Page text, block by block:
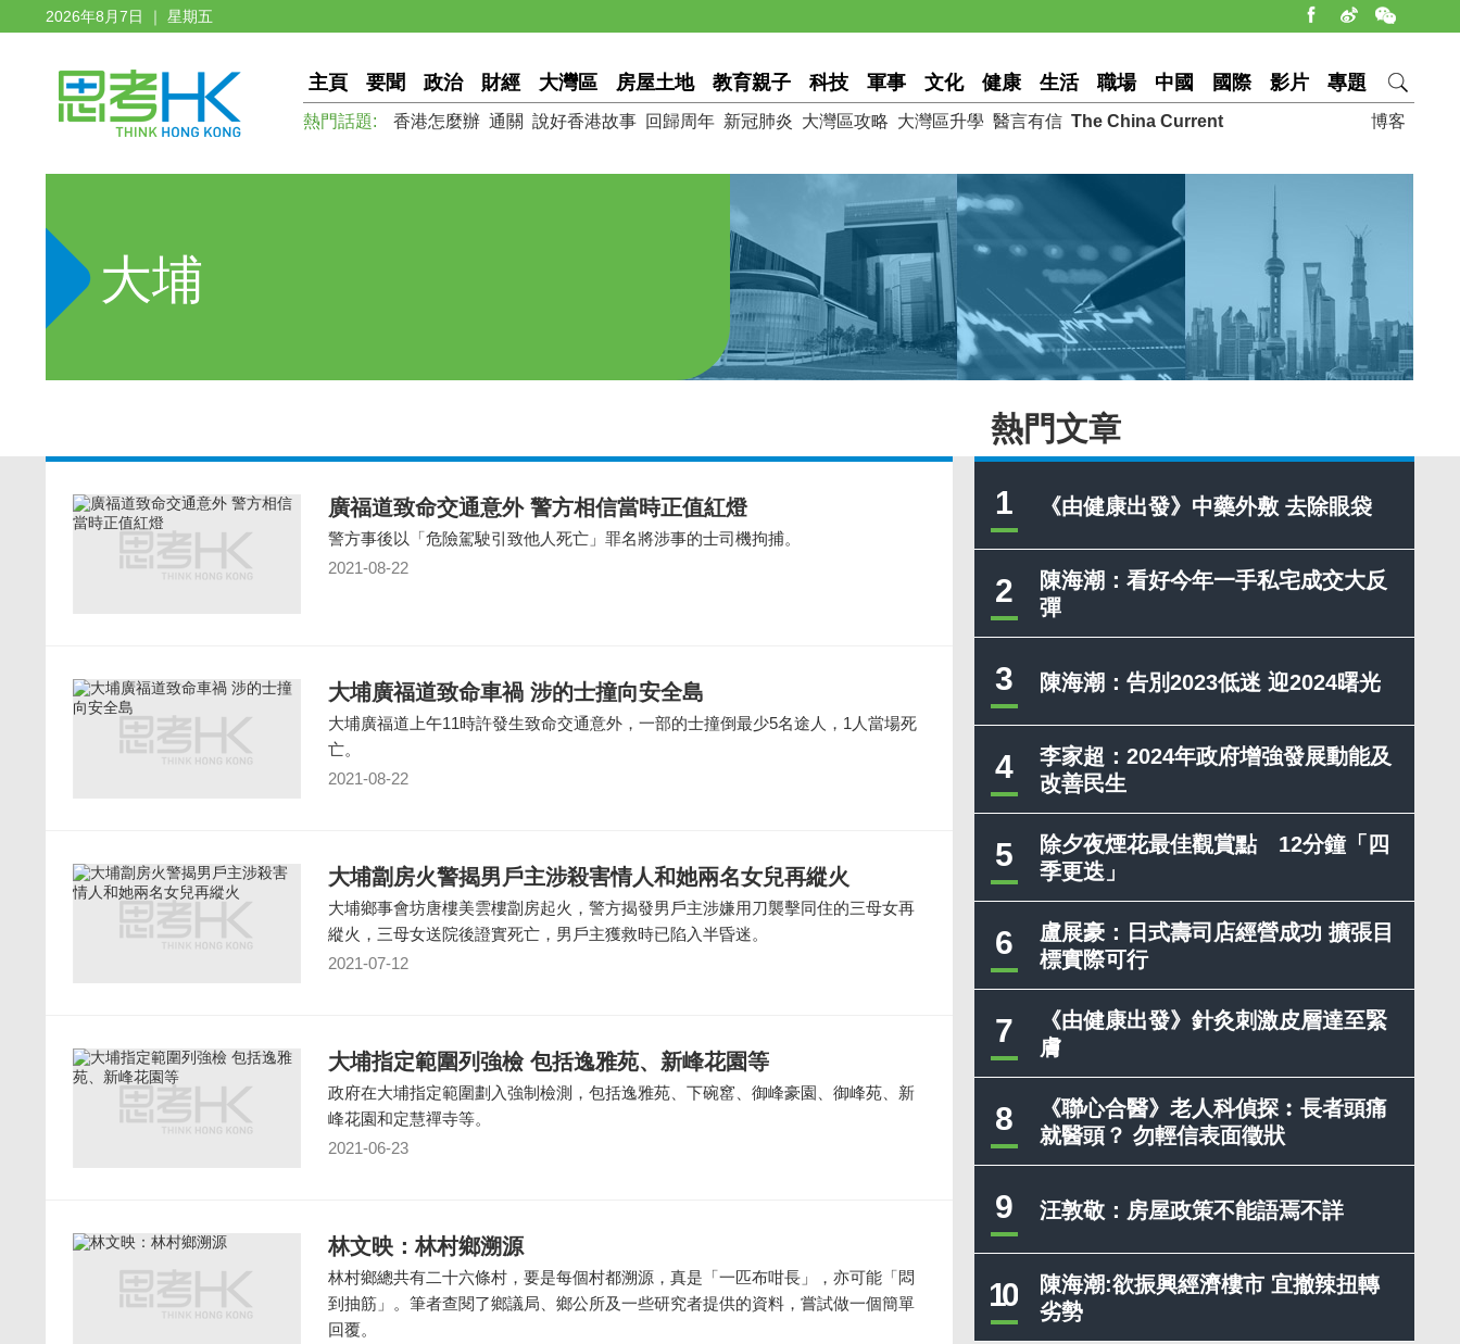
2026年8月7日 ｜ 星期五
主頁 要聞 政治 財經 大灣區 房屋土地 教育親子 科技 軍事 文化 健康 生活 職場 中國 國際 影片 專題
博客
熱門話題: 香港怎麼辦 通關 說好香港故事 回歸周年 新冠肺炎 大灣區攻略 大灣區升學 醫言有信 The China Current
大埔
熱門文章
1 《由健康出發》中藥外敷 去除眼袋
2
陳海潮：看好今年一手私宅成交大反
彈
3 陳海潮：告別2023低迷 迎2024曙光
4
李家超：2024年政府增強發展動能及
改善民生
5
除夕夜煙花最佳觀賞點 12分鐘「四
季更迭」
6
盧展豪：日式壽司店經營成功 擴張目
標實際可行
7
《由健康出發》針灸刺激皮層達至緊
膚
8
《聯心合醫》老人科偵探︰長者頭痛
就醫頭？ 勿輕信表面徵狀
9 汪敦敬：房屋政策不能語焉不詳
10
陳海潮:欲振興經濟樓市 宜撤辣扭轉
劣勢
廣福道致命交通意外 警方相信當時正值紅燈
警方事後以「危險駕駛引致他人死亡」罪名將涉事的士司機拘捕。
2021-08-22
大埔廣福道致命車禍 涉的士撞向安全島
大埔廣福道上午11時許發生致命交通意外，一部的士撞倒最少5名途人，1人當場死
亡。
2021-08-22
大埔劏房火警揭男戶主涉殺害情人和她兩名女兒再縱火
大埔鄉事會坊唐樓美雲樓劏房起火，警方揭發男戶主涉嫌用刀襲擊同住的三母女再
縱火，三母女送院後證實死亡，男戶主獲救時已陷入半昏迷。
2021-07-12
大埔指定範圍列強檢 包括逸雅苑、新峰花園等
政府在大埔指定範圍劃入強制檢測，包括逸雅苑、下碗窰、御峰豪園、御峰苑、新
峰花園和定慧禪寺等。
2021-06-23
林文映：林村鄉溯源
林村鄉總共有二十六條村，要是每個村都溯源，真是「一匹布咁長」，亦可能「悶
到抽筋」。筆者查閱了鄉議局、鄉公所及一些研究者提供的資料，嘗試做一個簡單
回覆。